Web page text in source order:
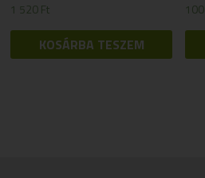
1 520Ft
KOSÁRBA TESZEM
100